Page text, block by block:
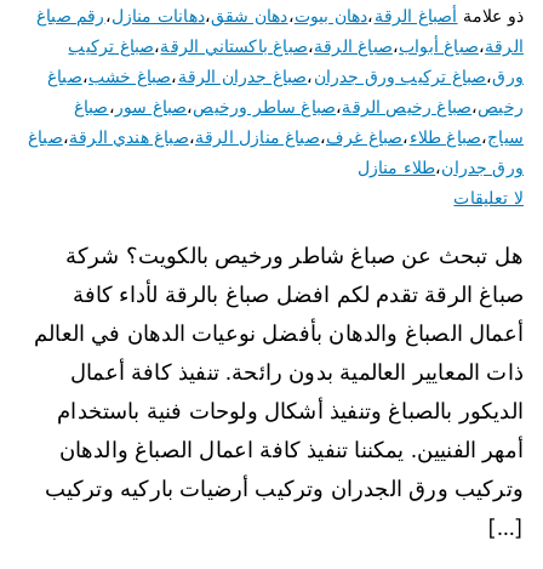
ذو علامة أصباغ الرقة،دهان بيوت،دهان شقق،دهانات منازل،رقم صباغ
الرقة،صباغ أبواب،صباغ الرقة،صباغ باكستاني الرقة،صباغ تركيب
ورق،صباغ تركيب ورق جدران،صباغ جدران الرقة،صباغ خشب،صباغ
رخيص،صباغ رخيص الرقة،صباغ ساطر ورخيص،صباغ سور ،صباغ
سياج،صباغ طلاء،صباغ غرف،صباغ منازل الرقة،صباغ هندي الرقة،صباغ
ورق جدران،طلاء منازل
لا تعليقات
هل تبحث عن صباغ شاطر ورخيص بالكويت؟ شركة
صباغ الرقة تقدم لكم افضل صباغ بالرقة لأداء كافة
أعمال الصباغ والدهان بأفضل نوعيات الدهان في العالم
ذات المعايير العالمية بدون رائحة. تنفيذ كافة أعمال
الديكور بالصباغ وتنفيذ أشكال ولوحات فنية باستخدام
أمهر الفنيين. يمكننا تنفيذ كافة اعمال الصباغ والدهان
وتركيب ورق الجدران وتركيب أرضيات باركيه وتركيب
[…]